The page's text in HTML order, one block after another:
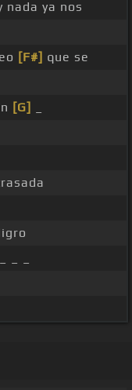
nada ya nos
[F#] que se
[G]